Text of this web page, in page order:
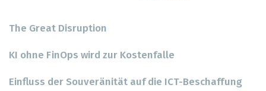
The Great Disruption
KI ohne FinOps wird zur Kostenfalle
Einfluss der Souveränität auf die ICT-Beschaffung